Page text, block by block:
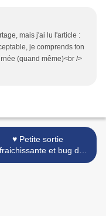
mais j'ai lu l'article :
je comprends ton
(quand même)<br />
♥ Petite sortie
et bug de
printemps ♥ >